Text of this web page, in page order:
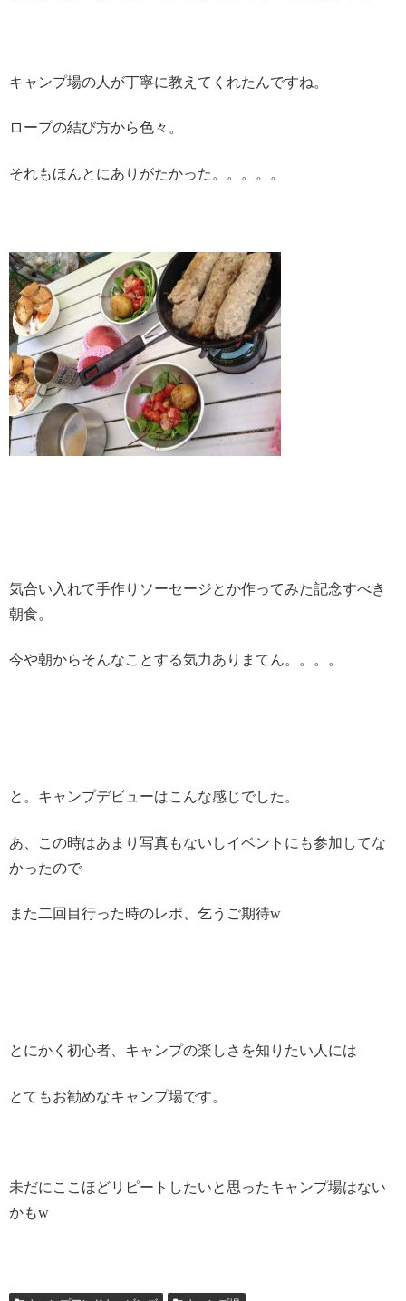
キャンプ場の人が丁寧に教えてくれたんですね。
ロープの結び方から色々。
それもほんとにありがたかった。。。。。
気合い入れて手作りソーセージとか作ってみた記念すべき
朝食。
今や朝からそんなことする気力ありまてん。。。。
と。キャンプデビューはこんな感じでした。
あ、この時はあまり写真もないしイベントにも参加してな
かったので
また二回目行った時のレポ、乞うご期待w
とにかく初心者、キャンプの楽しさを知りたい人には
とてもお勧めなキャンプ場です。
未だにここほどリピートしたいと思ったキャンプ場はない
かもw